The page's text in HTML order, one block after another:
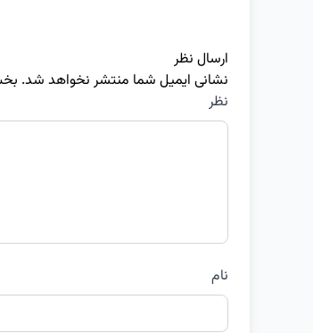
ارسال نظر
نشانی ایمیل شما منتشر نخواهد شد.
نظر
نام